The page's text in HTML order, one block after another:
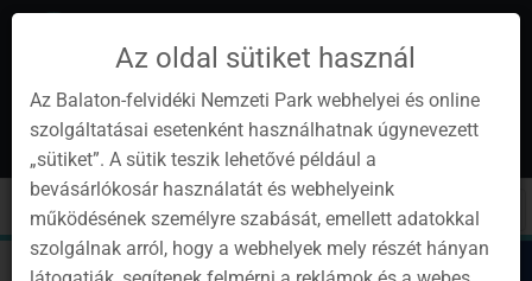
Instagram
YoutubeFacebookProgramok
Newsletter
de
Toggle
cart
Toggle
navigation
Anmelden
Az oldal sütiket használ
Az Balaton-felvidéki Nemzeti Park webhelyei és online
szolgáltatásai esetenként használhatnak úgynevezett
„sütiket”. A sütik teszik lehetővé például a
bevásárlókosár használatát és webhelyeink
működésének személyre szabását, emellett adatokkal
szolgálnak arról, hogy a webhelyek mely részét hányan